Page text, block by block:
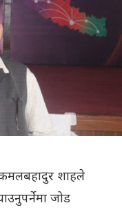
कमलबहादुर शाहले
जोड